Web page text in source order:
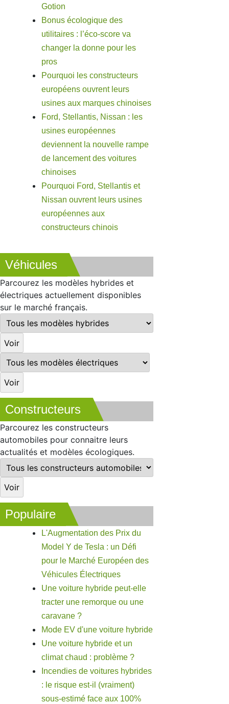
Gotion
Bonus écologique des
utilitaires : l’éco-score va
changer la donne pour les
pros
Pourquoi les constructeurs
européens ouvrent leurs
usines aux marques chinoises
Ford, Stellantis, Nissan : les
usines européennes
deviennent la nouvelle rampe
de lancement des voitures
chinoises
Pourquoi Ford, Stellantis et
Nissan ouvrent leurs usines
européennes aux
constructeurs chinois
Véhicules
Parcourez les modèles hybrides et
électriques actuellement disponibles
sur le marché français.
Constructeurs
Parcourez les constructeurs
automobiles pour connaitre leurs
actualités et modèles écologiques.
Populaire
L'Augmentation des Prix du
Model Y de Tesla : un Défi
pour le Marché Européen des
Véhicules Électriques
Une voiture hybride peut-elle
tracter une remorque ou une
caravane ?
Mode EV d'une voiture hybride
Une voiture hybride et un
climat chaud : problème ?
Incendies de voitures hybrides
: le risque est-il (vraiment)
sous-estimé face aux 100%